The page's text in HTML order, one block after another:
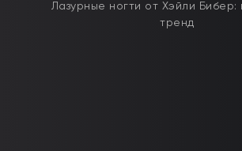
Лазурные ногти от Хэйли Бибер:
тренд